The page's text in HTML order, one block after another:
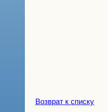
Возврат к списку